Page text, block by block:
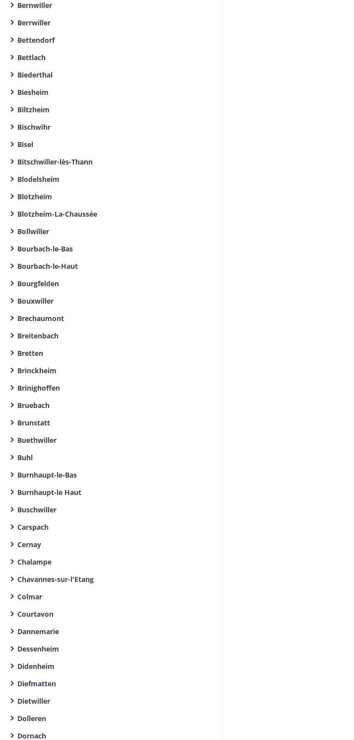
Bernwiller
Berrwiller
Bettendorf
Bettlach
Biederthal
Biesheim
Biltzheim
Bischwihr
Bisel
Bitschwiller-lès-Thann
Blodelsheim
Blotzheim
Blotzheim-La-Chaussée
Bollwiller
Bourbach-le-Bas
Bourbach-le-Haut
Bourgfelden
Bouxwiller
Brechaumont
Breitenbach
Bretten
Brinckheim
Brinighoffen
Bruebach
Brunstatt
Buethwiller
Buhl
Burnhaupt-le-Bas
Burnhaupt-le Haut
Buschwiller
Carspach
Cernay
Chalampe
Chavannes-sur-l'Etang
Colmar
Courtavon
Dannemarie
Dessenheim
Didenheim
Diefmatten
Dietwiller
Dolleren
Dornach